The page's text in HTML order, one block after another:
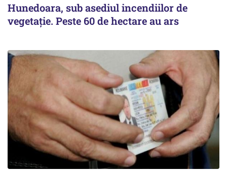
Hunedoara, sub asediul incendiilor de
vegetație. Peste 60 de hectare au ars